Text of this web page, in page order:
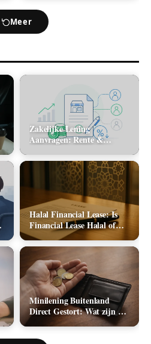
Meer
Zakelijke Lening
Aanvragen: Rente &
Halal Financial Lease: Is
Financial Lease Halal of
Haram?
Minilening Buitenland
Direct Gestort: Wat zijn de
Mogelijkheden in 2026?